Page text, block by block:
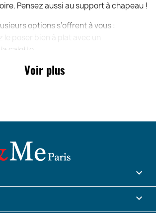
Pensez aussi au support à chapeau !
options s’offrent à vous :
calotte
attention à ce que les bords ne
Voir plus

